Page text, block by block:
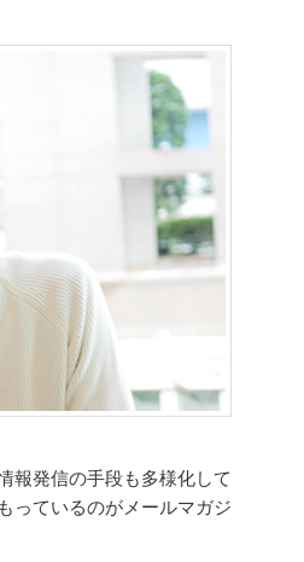
報発信の手段も多様化して
っているのがメールマガジ